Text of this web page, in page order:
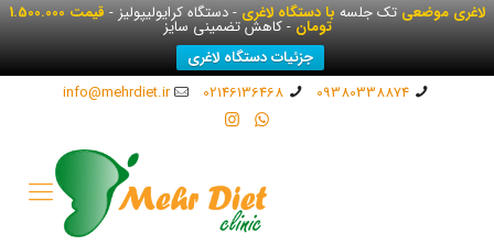
لاغری موضعیتک جلسهبا دستگاه لاغری- دستگاه کرایولیپولیز - قیمت 1.500.000
تومان- کاهش تضمینی سایز
جزئیات دستگاه لاغری
09380338874
02146136468
info@mehrdiet.ir